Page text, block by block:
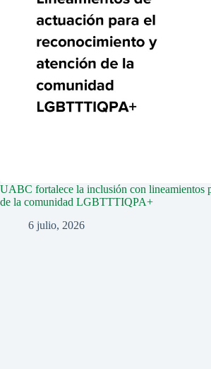
UABC fortalece la inclusión con lineamientos
de la comunidad LGBTTTIQPA+
6 julio, 2026